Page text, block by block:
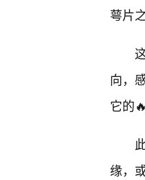
萼片
向，
它的
缘，